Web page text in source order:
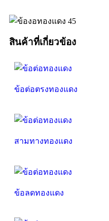
สินค้าที่เกี่ยวข้อง
ข้อต่อตรงทองแดง
สามทางทองแดง
ข้อลดทองแดง